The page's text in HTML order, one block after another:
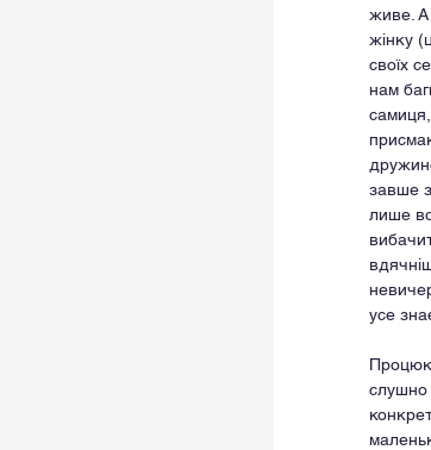
живе. А
жінку
своїх
нам
завше
лише
усе
слушно